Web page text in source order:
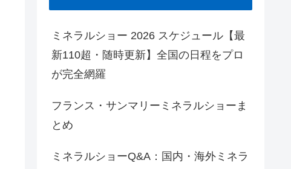
ミネラルショー 2026 スケジュール【最
新110超・随時更新】全国の日程をプロ
が完全網羅
フランス・サンマリーミネラルショーま
とめ
ミネラルショーQ&A：国内・海外ミネラ